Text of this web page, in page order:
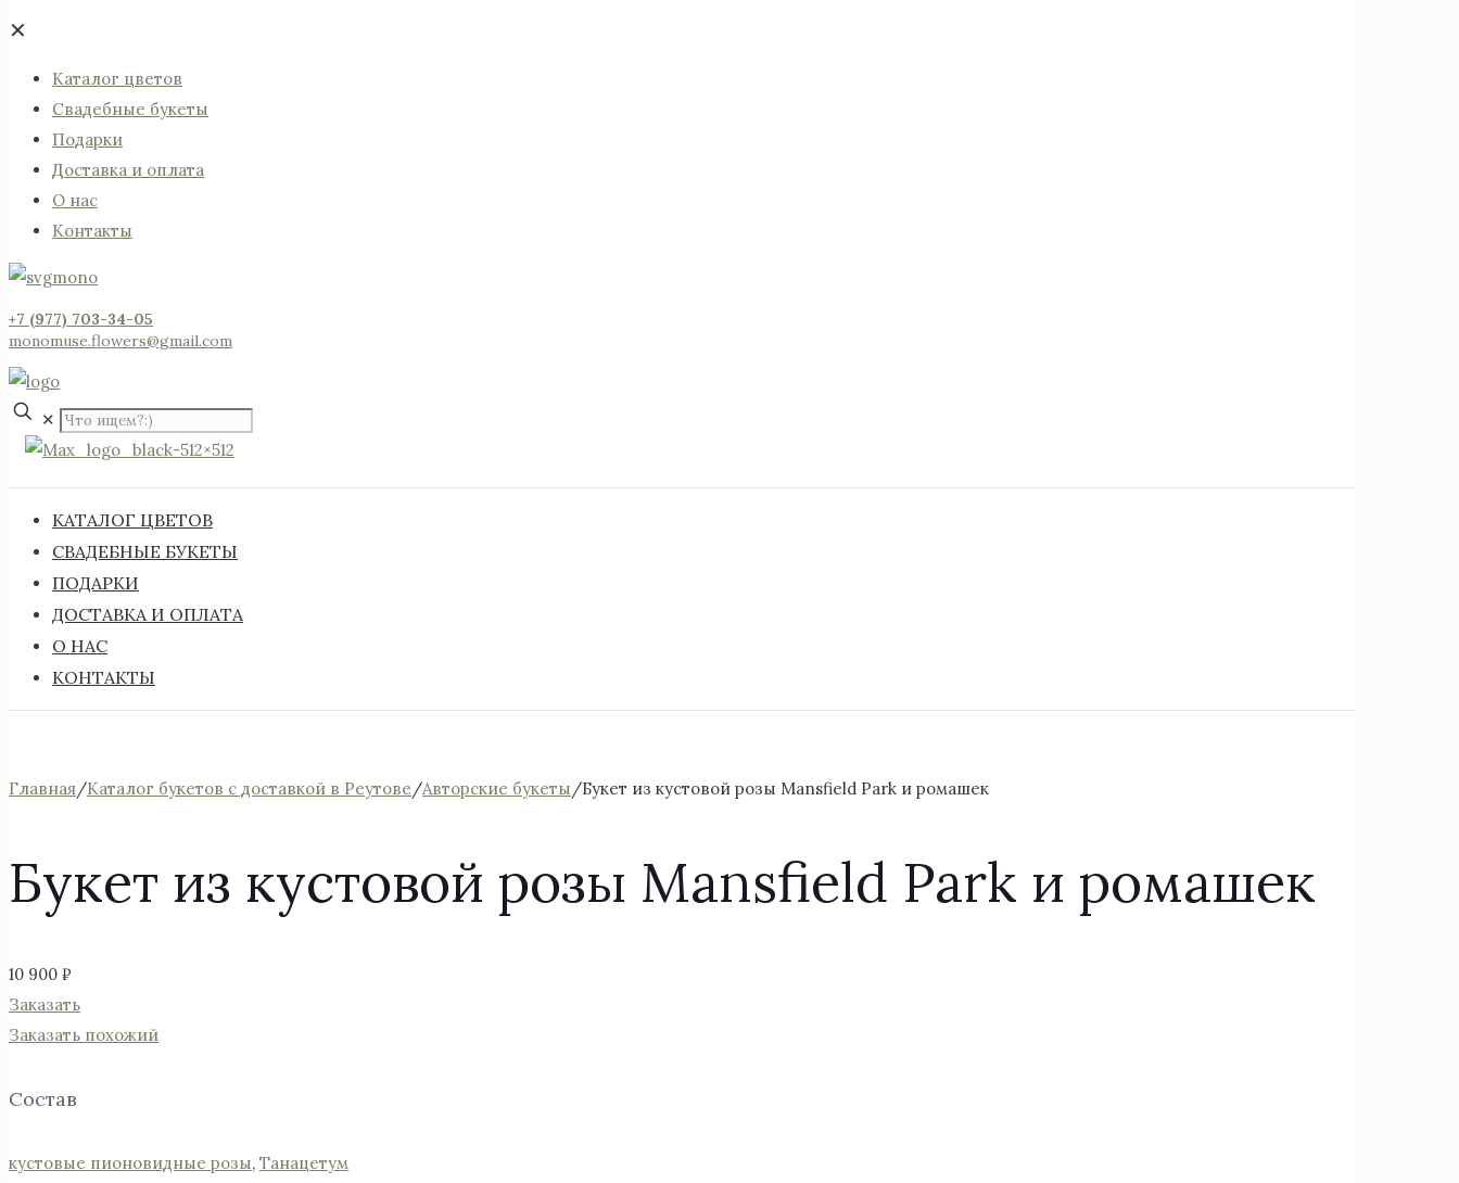
✕
Каталог цветов
Свадебные букеты
Подарки
Доставка и оплата
О нас
Контакты
+7 (977) 703-34-05
monomuse.flowers@gmail.com
✕
КАТАЛОГ ЦВЕТОВ
СВАДЕБНЫЕ БУКЕТЫ
ПОДАРКИ
ДОСТАВКА И ОПЛАТА
О НАС
КОНТАКТЫ
Главная/Каталог букетов с доставкой в Реутове/Авторские букеты/Букет из кустовой розы Mansfield Park и ромашек
Букет из кустовой розы Mansfield Park и ромашек
10 900 ₽
Заказать
Заказать похожий
Состав
кустовые пионовидные розы, Танацетум